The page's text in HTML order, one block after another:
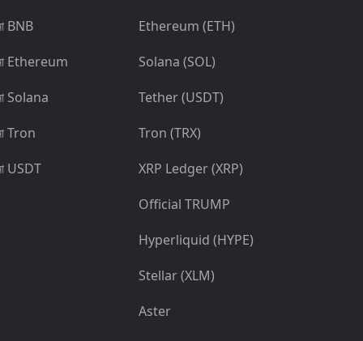
BNB
Ethereum
Solana
Tron
USDT
Ethereum (ETH)
Solana (SOL)
Tether (USDT)
Tron (TRX)
XRP Ledger (XRP)
Official TRUMP
Hyperliquid (HYPE)
Stellar (XLM)
Aster